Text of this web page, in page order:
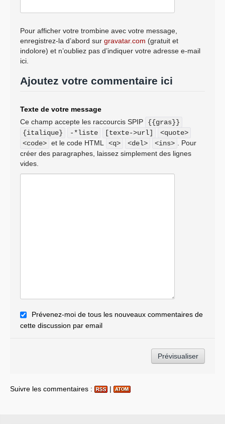
Pour afficher votre trombine avec votre message,
enregistrez-la d’abord sur gravatar.com (gratuit et
indolore) et n’oubliez pas d’indiquer votre adresse e-mail
ici.
Ajoutez votre commentaire ici
Texte de votre message
Ce champ accepte les raccourcis SPIP
{{gras}}
{italique}
-*liste [texte->url]
<quote>
<code> et le code HTML <q> <del> <ins>
. Pour
créer des paragraphes, laissez simplement des lignes
vides.
Prévenez-moi de tous les nouveaux commentaires de
cette discussion par email
Suivre les commentaires : |